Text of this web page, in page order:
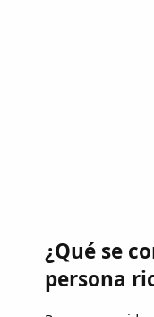
¿Qué se
persona